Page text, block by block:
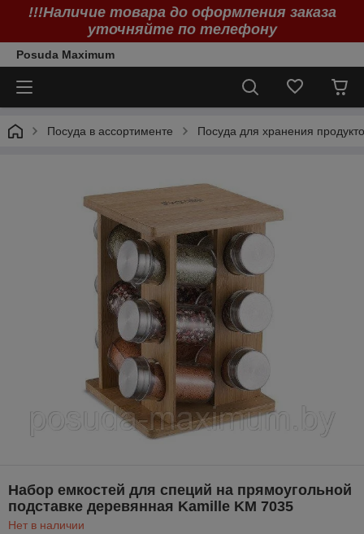
!!!Наличие товара до оформления заказа
уточняйте по телефону
Posuda Maximum
Посуда в ассортименте Посуда для хранения
Набор емкостей для специй на прямоугольной
подставке деревянная Kamille KM 7035
Нет в наличии